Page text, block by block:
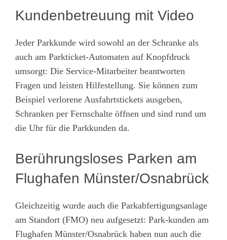
Kundenbetreuung mit Video
Jeder Parkkunde wird sowohl an der Schranke als
auch am Parkticket-Automaten auf Knopfdruck
umsorgt: Die Service-Mitarbeiter beantworten
Fragen und leisten Hilfestellung. Sie können zum
Beispiel verlorene Ausfahrtstickets ausgeben,
Schranken per Fernschalte öffnen und sind rund um
die Uhr für die Parkkunden da.
Berührungsloses Parken am
Flughafen Münster/Osnabrück
Gleichzeitig wurde auch die Parkabfertigungsanlage
am Standort (FMO) neu aufgesetzt: Park-kunden am
Flughafen Münster/Osnabrück haben nun auch die